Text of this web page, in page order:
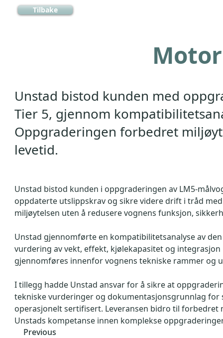
Tilbake
Unstad bistod kunden med
Tier 5, gjennom
Oppgraderingen forbedret
levetid.
Unstad bistod kunden i oppgraderingen av LM5-
oppdaterte utslippskrav og sikre videre drift i tråd
miljøytelsen uten å redusere vognens funksjon,
Unstad gjennomførte en kompatibilitetsanalyse av
vurdering av vekt, effekt, kjølekapasitet og
gjennomføres innenfor vognens tekniske rammer og
I tillegg hadde Unstad ansvar for å sikre at
tekniske vurderinger og dokumentasjonsgrunnlag
operasjonelt sertifisert. Leveransen bidro til
Unstads kompetanse innen komplekse
Previous